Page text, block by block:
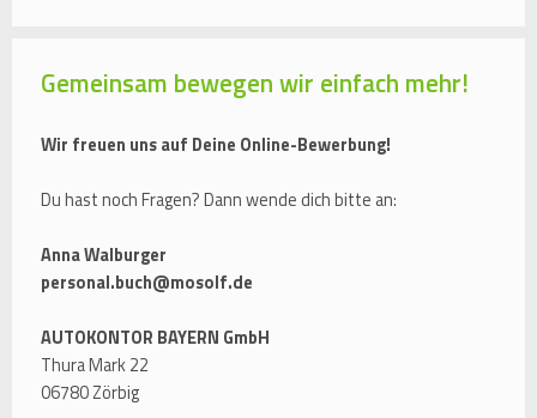
Gemeinsam bewegen wir einfach mehr!
Wir freuen uns auf Deine Online-Bewerbung!
Du hast noch Fragen? Dann wende dich bitte an:
Anna Walburger
personal.buch@mosolf.de
AUTOKONTOR BAYERN GmbH
Thura Mark 22
06780 Zörbig